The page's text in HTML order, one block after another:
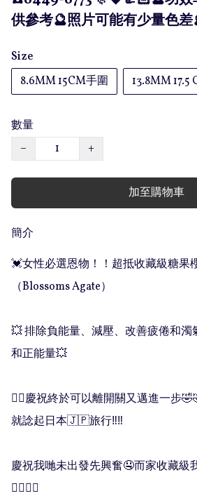
供參考🔮照片可能有少量色
Size
8.6MM 15CM手圍
13.8MM 17.5
數量
−
+
加至購物車
簡介
💓女性必選恩物！！超抵收藏級糖果
（Blossoms Agate）
💥 排除負能量、減壓、改善疲倦和
和正能量💥
❤️‍🔥慶祝終於可以離開關又邁進一步
就諗起日本🇯🇵旅行‼️‼️
慶祝我哋未出發先興奮🤤而家收藏級
❤️‍🔥❤️‍🔥